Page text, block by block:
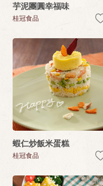
芋泥團圓幸福味
桂冠食品
蝦仁炒飯米蛋糕
桂冠食品